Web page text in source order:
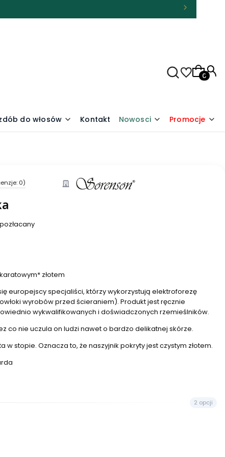
do włosów Kontakt Nowosci Promocje
0)
złotem
europejscy specjaliści, którzy wykorzystują elektroforezę
wyrobów przed ścieraniem). Produkt jest ręcznie
wykwalifikowanych i doświadczonych rzemieślników.
co nie uczula on ludzi nawet o bardzo delikatnej skórze.
w stopie. Oznacza to, że naszyjnik pokryty jest czystym złotem.
2 opcji